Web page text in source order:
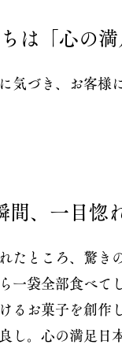
は「心の
気づき、お客
間、一目惚
たところ、驚
一袋全部食べ
るお菓子を創
し。心の満足日